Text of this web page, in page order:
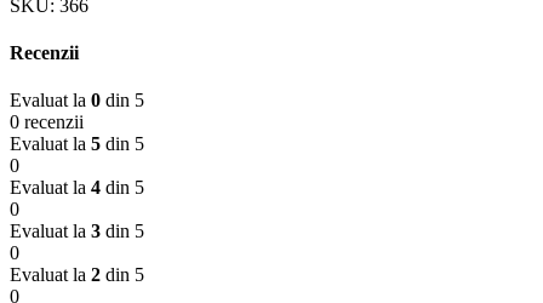
SKU: 366
Recenzii
Evaluat la 0 din 5
0 recenzii
Evaluat la 5 din 5
0
Evaluat la 4 din 5
0
Evaluat la 3 din 5
0
Evaluat la 2 din 5
0